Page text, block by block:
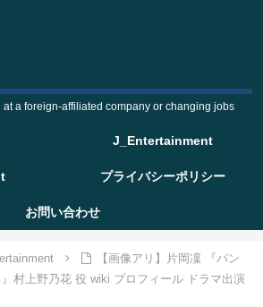
a foreign-affiliated company or changing jobs
J_Entertainment
プライバシーポリシー
お問い合わせ
【画像アリ】片岡凜 『パン
村上野乃花 役 wiki プロフィール ドラマ出演